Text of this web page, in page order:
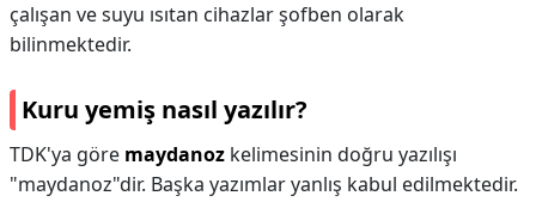
çalışan ve suyu ısıtan cihazlar şofben olarak
bilinmektedir.
Kuru yemiş nasıl yazılır?
TDK'ya göre maydanoz kelimesinin doğru yazılışı
"maydanoz"dir. Başka yazımlar yanlış kabul edilmektedir.